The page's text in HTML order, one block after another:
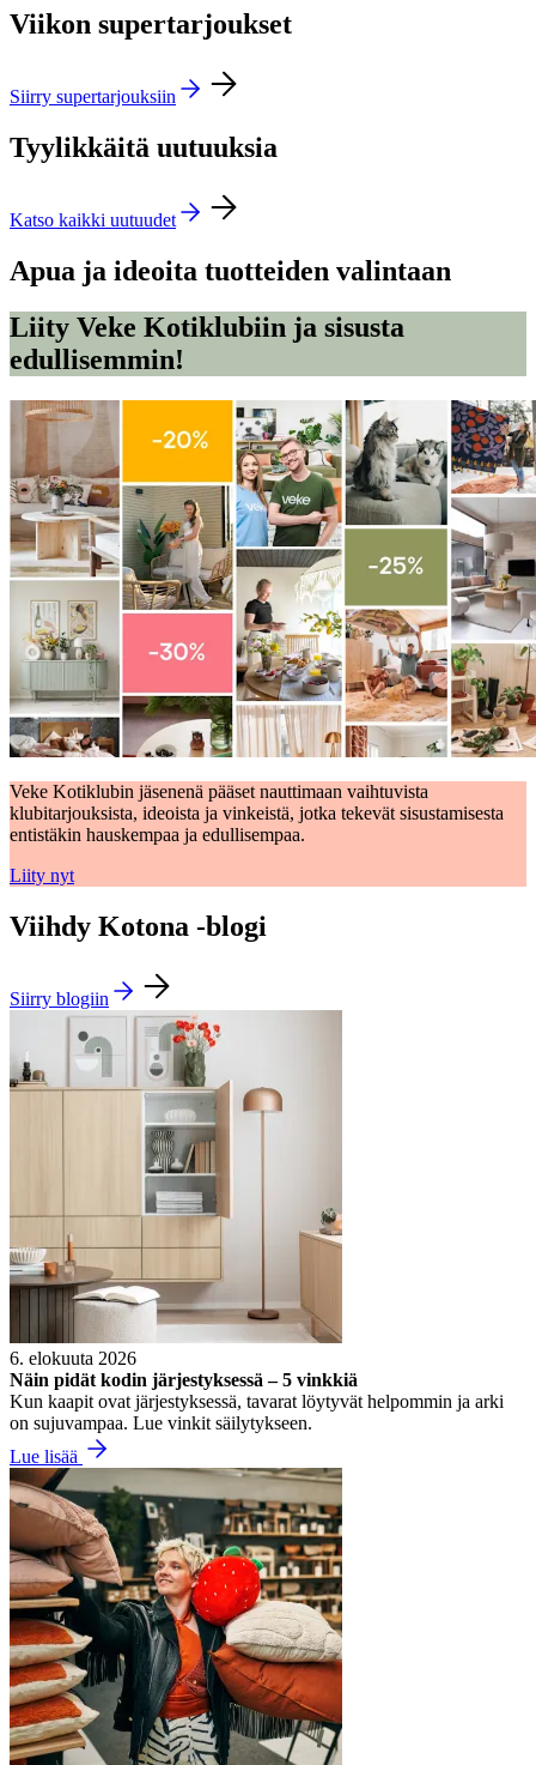
Viikon supertarjoukset
Siirry supertarjouksiin
Tyylikkäitä uutuuksia
Katso kaikki uutuudet
Apua ja ideoita tuotteiden valintaan
Liity Veke Kotiklubiin ja sisusta
edullisemmin!
Veke Kotiklubin jäsenenä pääset nauttimaan vaihtuvista
klubitarjouksista, ideoista ja vinkeistä, jotka tekevät sisustamisesta
entistäkin hauskempaa ja edullisempaa.
Liity nyt
Viihdy Kotona -blogi
Siirry blogiin
6. elokuuta 2026
Näin pidät kodin järjestyksessä – 5 vinkkiä
Kun kaapit ovat järjestyksessä, tavarat löytyvät helpommin ja arki
on sujuvampaa. Lue vinkit säilytykseen.
Lue lisää